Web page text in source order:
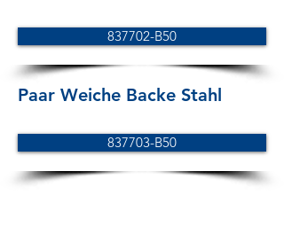
837702-B50
Paar Weiche Backe Stahl
837703-B50